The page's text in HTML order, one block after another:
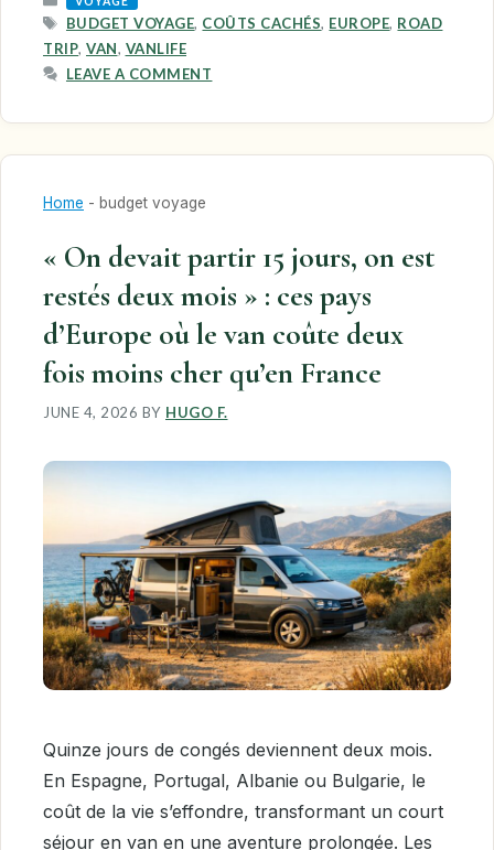
TAGS
BUDGET VOYAGE, COÛTS CACHÉS, EUROPE, ROAD
TRIP, VAN, VANLIFE
LEAVE A COMMENT
Home - budget voyage
« On devait partir 15 jours, on est
restés deux mois » : ces pays
d’Europe où le van coûte deux
fois moins cher qu’en France
JUNE 4, 2026 BY HUGO F.
Quinze jours de congés deviennent deux mois.
En Espagne, Portugal, Albanie ou Bulgarie, le
coût de la vie s’effondre, transformant un court
séjour en van en une aventure prolongée. Les